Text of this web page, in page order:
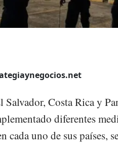
Costa Rica y
diferentes
cada uno de sus países,